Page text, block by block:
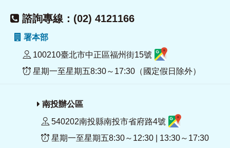
諮詢專線：(02) 4121166
署本部
100210臺北市中正區福州街15號
星期一至星期五8:30～17:30（國定假日除外）
南投辦公區
540202南投縣南投市省府路4號
星期一至星期五8:30～12:30 | 13:30～17:30